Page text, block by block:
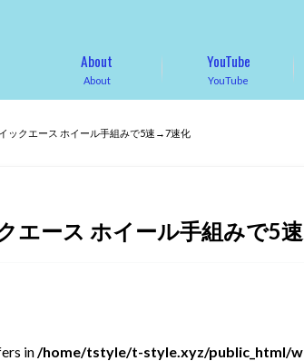
About
About
YouTube
YouTube
ックエース ホイール手組みで5速→7速化
エース ホイール手組みで5
in/home/tstyle/t-style.xyz/public_html/